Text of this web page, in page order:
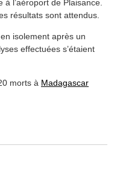
l’aéroport de Plaisance.
résultats sont attendus.
isolement après un
effectuées s’étaient
morts à Madagascar